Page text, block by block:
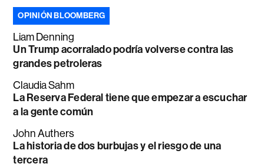
OPINIÓN BLOOMBERG
Liam Denning
Un Trump acorralado podría volverse contra las
grandes petroleras
Claudia Sahm
La Reserva Federal tiene que empezar a escuchar
a la gente común
John Authers
La historia de dos burbujas y el riesgo de una
tercera